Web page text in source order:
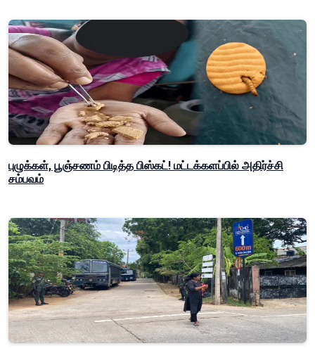
புழுக்கள், பூஞ்சணம் பிடித்த பிஸ்கட்! மட்டக்களப்பில் அதிர்ச்சி
சம்பவம்